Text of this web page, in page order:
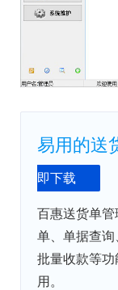
易用的送
即下载
百惠送货单
单、单据查询
批量收款等
用。